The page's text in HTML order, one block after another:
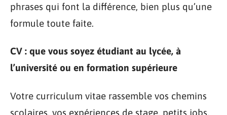
phrases qui font la différence, bien plus qu’une
formule toute faite.
CV : que vous soyez étudiant au lycée, à
l’université ou en formation supérieure
Votre curriculum vitae rassemble vos chemins
scolaires, vos expériences de stage, petits jobs,